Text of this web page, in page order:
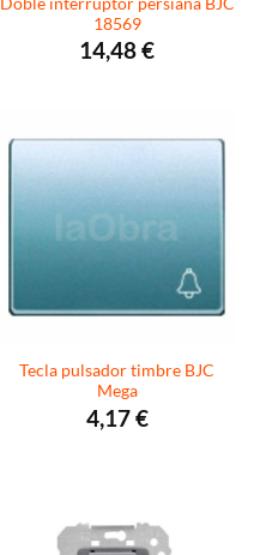
18569
14,48€
Tecla pulsador timbre BJC
Mega
4,17€